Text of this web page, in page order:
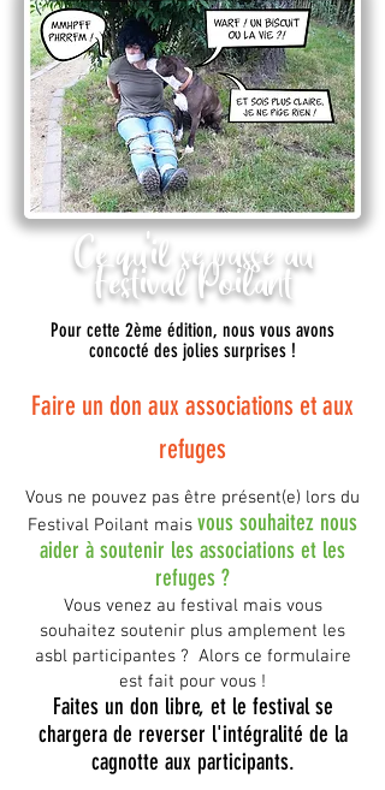
Ce qu'il se passe au
Festival Poilant
Pour cette 2ème édition, nous vous avons
concocté des jolies surprises !
Faire un don aux associations et aux
refuges
Vous ne pouvez pas être présent(e) lors du
Festival Poilant mais vous souhaitez nous
aider à soutenir les associations et les
refuges ?
Vous venez au festival mais vous
souhaitez soutenir plus amplement les
asbl participantes ? Alors ce formulaire
est fait pour vous !
Faites un don libre, et le festival se
chargera de reverser l'intégralité de la
cagnotte aux participants.